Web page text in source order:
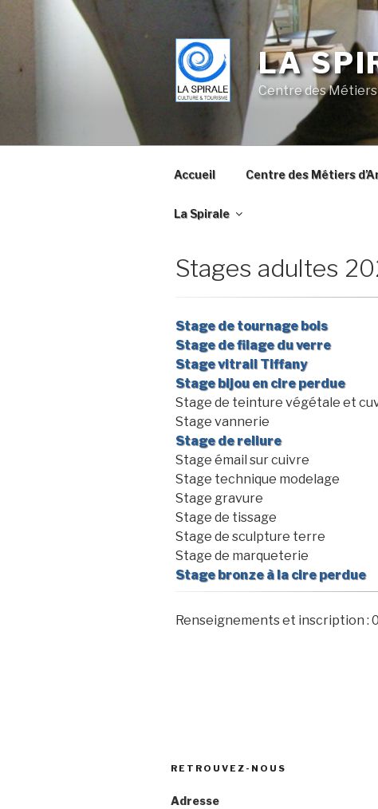
LA
Centre des
Accueil Centre des Métiers
La Spirale
Stages adultes
Stage de tournage bois
Stage de filage du verre
Stage vitrail Tiffany
Stage bijou en cire perdue
Stage de teinture végétale et
Stage vannerie
Stage de reliure
Stage émail sur cuivre
Stage technique modelage
Stage gravure
Stage de tissage
Stage de sculpture terre
Stage de marqueterie
Stage bronze à la cire perdue
Renseignements et inscription :
RETROUVEZ-NOUS
Adresse